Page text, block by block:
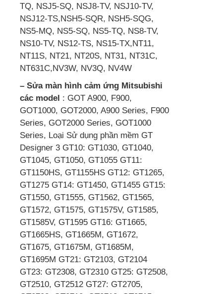
TQ, NSJ5-SQ, NSJ8-TV, NSJ10-TV,
NSJ12-TS,NSH5-SQR, NSH5-SQG,
NS5-MQ, NS5-SQ, NS5-TQ, NS8-TV,
NS10-TV, NS12-TS, NS15-TX,NT11,
NT11S, NT21, NT20S, NT31, NT31C,
NT631C,NV3W, NV3Q, NV4W
– Sửa màn hình cảm ứng Mitsubishi
các model : GOT A900, F900,
GOT1000, GOT2000, A900 Series, F900
Series, GOT2000 Series, GOT1000
Series, Loại Sử dụng phần mềm GT
Designer 3 GT10: GT1030, GT1040,
GT1045, GT1050, GT1055 GT11:
GT1150HS, GT1155HS GT12: GT1265,
GT1275 GT14: GT1450, GT1455 GT15:
GT1550, GT1555, GT1562, GT1565,
GT1572, GT1575, GT1575V, GT1585,
GT1585V, GT1595 GT16: GT1665,
GT1665HS, GT1665M, GT1672,
GT1675, GT1675M, GT1685M,
GT1695M GT21: GT2103, GT2104
GT23: GT2308, GT2310 GT25: GT2508,
GT2510, GT2512 GT27: GT2705,